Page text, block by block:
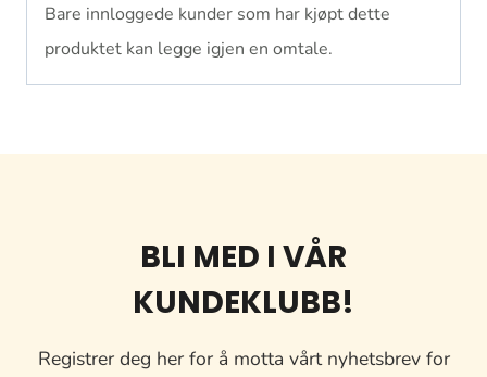
Bare innloggede kunder som har kjøpt dette
produktet kan legge igjen en omtale.
BLI MED I VÅR
KUNDEKLUBB!
Registrer deg her for å motta vårt nyhetsbrev for